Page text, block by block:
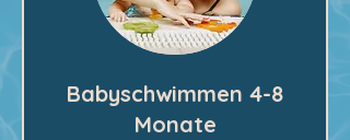
Babyschwimmen 4-8
Monate